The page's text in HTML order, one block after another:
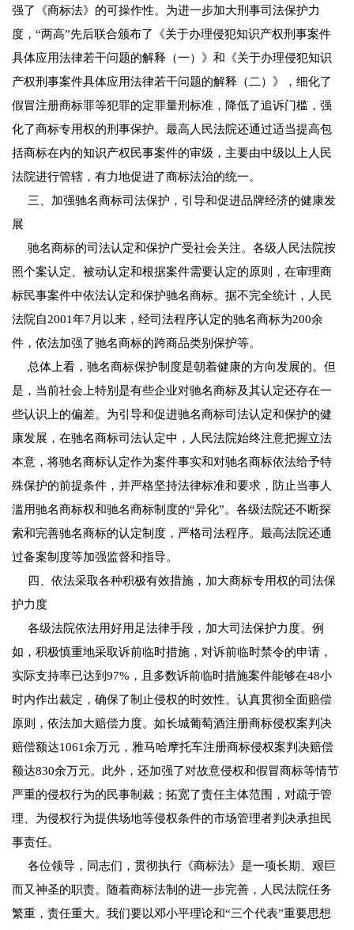
强了《商标法》的可操作性。为进一步加大刑事司法保护力
度，“两高”先后联合颁布了《关于办理侵犯知识产权刑事案件
具体应用法律若干问题的解释（一）》和《关于办理侵犯知识
产权刑事案件具体应用法律若干问题的解释（二）》，细化了
假冒注册商标罪等犯罪的定罪量刑标准，降低了追诉门槛，强
化了商标专用权的刑事保护。最高人民法院还通过适当提高包
括商标在内的知识产权民事案件的审级，主要由中级以上人民
法院进行管辖，有力地促进了商标法治的统一。
三、加强驰名商标司法保护，引导和促进品牌经济的健康发
展
驰名商标的司法认定和保护广受社会关注。各级人民法院按
照个案认定、被动认定和根据案件需要认定的原则，在审理商
标民事案件中依法认定和保护驰名商标。据不完全统计，人民
法院自2001年7月以来，经司法程序认定的驰名商标为200余
件，依法加强了驰名商标的跨商品类别保护等。
总体上看，驰名商标保护制度是朝着健康的方向发展的。但
是，当前社会上特别是有些企业对驰名商标及其认定还存在一
些认识上的偏差。为引导和促进驰名商标司法认定和保护的健
康发展，在驰名商标司法认定中，人民法院始终注意把握立法
本意，将驰名商标认定作为案件事实和对驰名商标依法给予特
殊保护的前提条件，并严格坚持法律标准和要求，防止当事人
滥用驰名商标权和驰名商标制度的“异化”。各级法院还不断探
索和完善驰名商标的认定制度，严格司法程序。最高法院还通
过备案制度等加强监督和指导。
四、依法采取各种积极有效措施，加大商标专用权的司法保
护力度
各级法院依法用好用足法律手段，加大司法保护力度。例
如，积极慎重地采取诉前临时措施，对诉前临时禁令的申请，
实际支持率已达到97%，且多数诉前临时措施案件能够在48小
时内作出裁定，确保了制止侵权的时效性。认真贯彻全面赔偿
原则，依法加大赔偿力度。如长城葡萄酒注册商标侵权案判决
赔偿额达1061余万元，雅马哈摩托车注册商标侵权案判决赔偿
额达830余万元。此外，还加强了对故意侵权和假冒商标等情节
严重的侵权行为的民事制裁；拓宽了责任主体范围，对疏于管
理、为侵权行为提供场地等侵权条件的市场管理者判决承担民
事责任。
各位领导，同志们，贯彻执行《商标法》是一项长期、艰巨
而又神圣的职责。随着商标法制的进一步完善，人民法院任务
繁重，责任重大。我们要以邓小平理论和“三个代表”重要思想